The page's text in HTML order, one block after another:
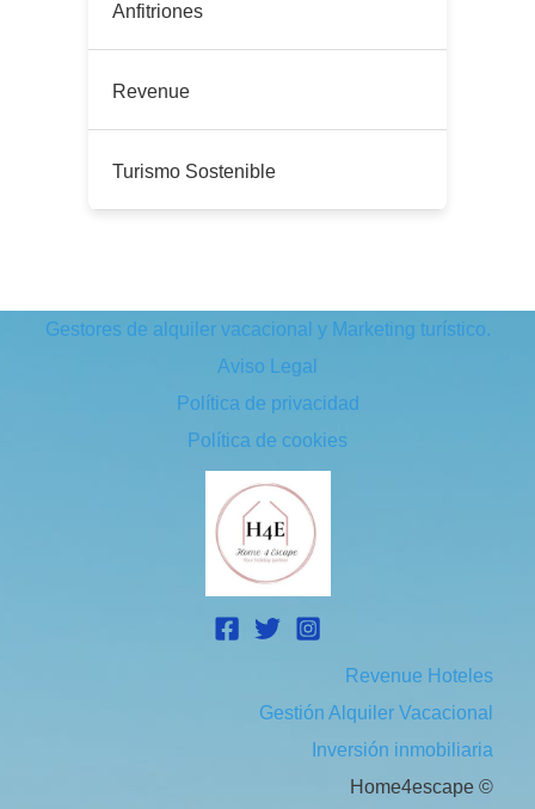
Anfitriones
Revenue
Turismo Sostenible
Gestores de alquiler vacacional y Marketing turístico.
Aviso Legal
Política de privacidad
Política de cookies
Revenue Hoteles
Gestión Alquiler Vacacional
Inversión inmobiliaria
Home4escape ©